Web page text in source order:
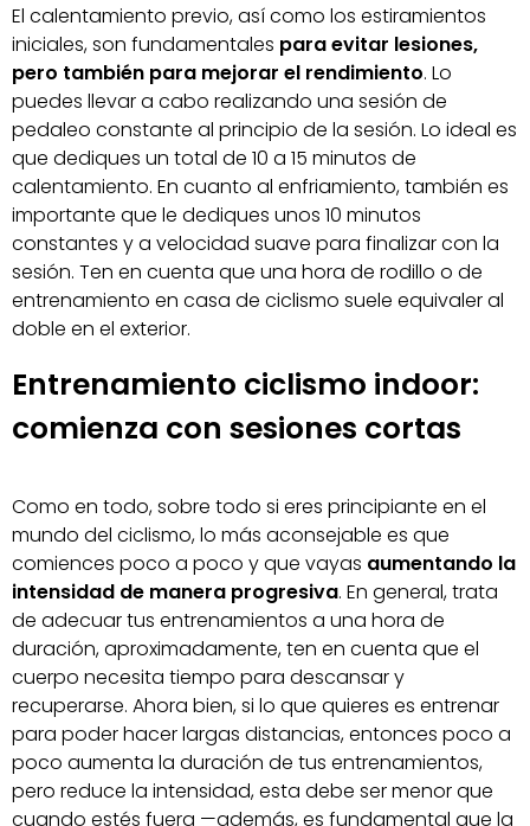
El calentamiento previo, así como los estiramientos
iniciales, son fundamentales para evitar lesiones,
pero también para mejorar el rendimiento. Lo
puedes llevar a cabo realizando una sesión de
pedaleo constante al principio de la sesión. Lo ideal es
que dediques un total de 10 a 15 minutos de
calentamiento. En cuanto al enfriamiento, también es
importante que le dediques unos 10 minutos
constantes y a velocidad suave para finalizar con la
sesión. Ten en cuenta que una hora de rodillo o de
entrenamiento en casa de ciclismo suele equivaler al
doble en el exterior.
Entrenamiento ciclismo indoor:
comienza con sesiones cortas
Como en todo, sobre todo si eres principiante en el
mundo del ciclismo, lo más aconsejable es que
comiences poco a poco y que vayas aumentando la
intensidad de manera progresiva. En general, trata
de adecuar tus entrenamientos a una hora de
duración, aproximadamente, ten en cuenta que el
cuerpo necesita tiempo para descansar y
recuperarse. Ahora bien, si lo que quieres es entrenar
para poder hacer largas distancias, entonces poco a
poco aumenta la duración de tus entrenamientos,
pero reduce la intensidad, esta debe ser menor que
cuando estés fuera —además, es fundamental que la